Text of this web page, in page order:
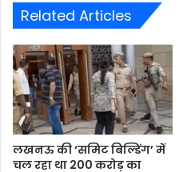
Related Articles
लखनऊ की ‘समिट बिल्डिंग’ में
चल रहा था 200 करोड़ का